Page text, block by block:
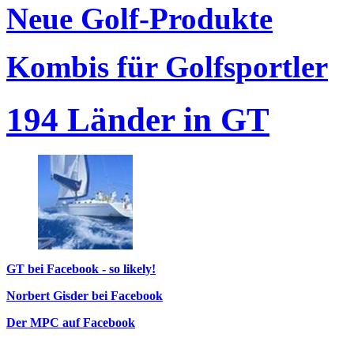
Neue Golf-Produkte
Kombis für Golfsportler
194 Länder in GT
GT bei Facebook - so likely!
Norbert Gisder bei Facebook
Der MPC auf Facebook